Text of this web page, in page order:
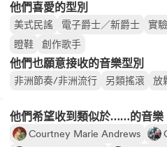
他們喜愛的型別
美式民謠 電子爵士／新爵士 實
瞪鞋
創作歌手
他們也願意接收的音樂型別
非洲節奏/非洲流行 另類搖滾 放
他們希望收到類似於……的音樂
Courtney Marie Andrews